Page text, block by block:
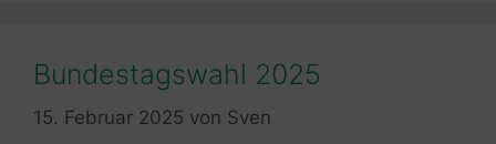
Bundestagswahl 2025
15. Februar 2025 von Sven